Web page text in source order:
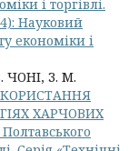
і торгівлі.
Науковий
економіки і
ЧОНІ, З. М.
ХАРЧОВИХ